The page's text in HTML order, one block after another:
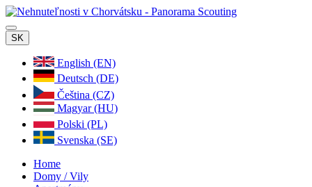
SK
English (EN)
Deutsch (DE)
Čeština (CZ)
Magyar (HU)
Polski (PL)
Svenska (SE)
Home
Domy / Vily